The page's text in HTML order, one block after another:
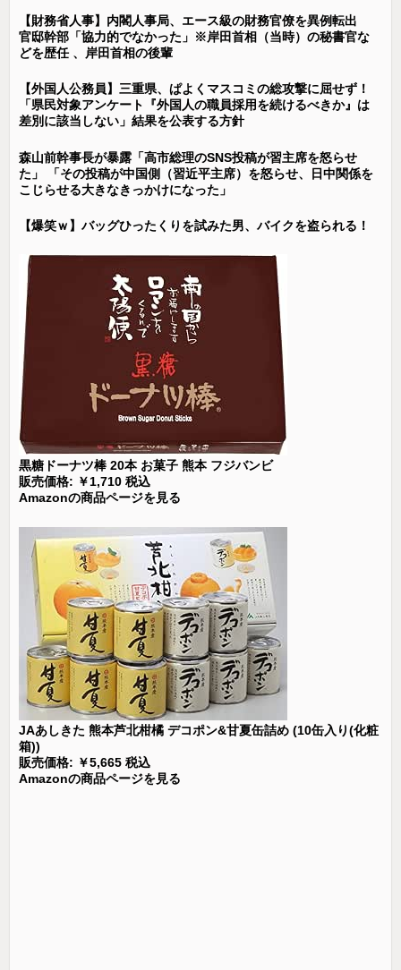
【財務省人事】内閣人事局、エース級の財務官僚を異例転出
官邸幹部「協力的でなかった」※岸田首相（当時）の秘書官な
どを歴任 、岸田首相の後輩
【外国人公務員】三重県、ぱよくマスコミの総攻撃に屈せず！
「県民対象アンケート『外国人の職員採用を続けるべきか』は
差別に該当しない」結果を公表する方針
森山前幹事長が暴露「高市総理のSNS投稿が習主席を怒らせ
た」 「その投稿が中国側（習近平主席）を怒らせ、日中関係を
こじらせる大きなきっかけになった」
【爆笑ｗ】バッグひったくりを試みた男、バイクを盗られる！
黒糖ドーナツ棒 20本 お菓子 熊本 フジバンビ
販売価格: ￥1,710 税込
Amazonの商品ページを見る
JAあしきた 熊本芦北柑橘 デコポン&甘夏缶詰め (10缶入り(化粧
箱))
販売価格: ￥5,665 税込
Amazonの商品ページを見る